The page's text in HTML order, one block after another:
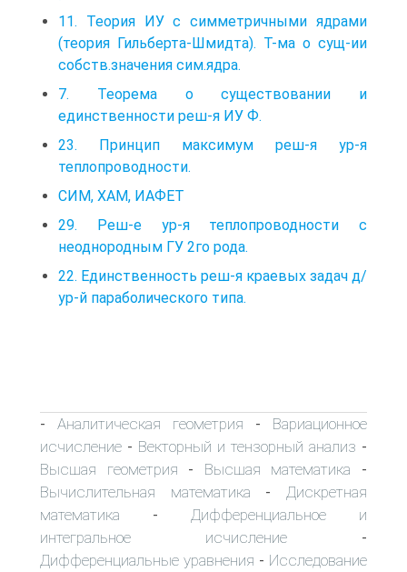
11. Теория ИУ с симметричными ядрами
(теория Гильберта-Шмидта). Т-ма о сущ-ии
собств.значения сим.ядра.
7. Теорема о существовании и
единственности реш-я ИУ Ф.
23. Принцип максимум реш-я ур-я
теплопроводности.
СИМ, ХАМ, ИАФЕТ
29. Реш-е ур-я теплопроводности с
неоднородным ГУ 2го рода.
22. Единственность реш-я краевых задач д/
ур-й параболического типа.
- Аналитическая геометрия - Вариационное
исчисление - Векторный и тензорный анализ -
Высшая геометрия - Высшая математика -
Вычислительная математика - Дискретная
математика - Дифференциальное и
интегральное исчисление -
Дифференциальные уравнения - Исследование